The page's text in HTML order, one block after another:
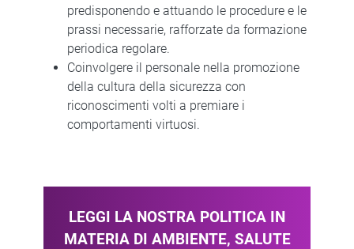
predisponendo e attuando le procedure e le
prassi necessarie, rafforzate da formazione
periodica regolare.
Coinvolgere il personale nella promozione
della cultura della sicurezza con
riconoscimenti volti a premiare i
comportamenti virtuosi.
LEGGI LA NOSTRA POLITICA IN
MATERIA DI AMBIENTE, SALUTE